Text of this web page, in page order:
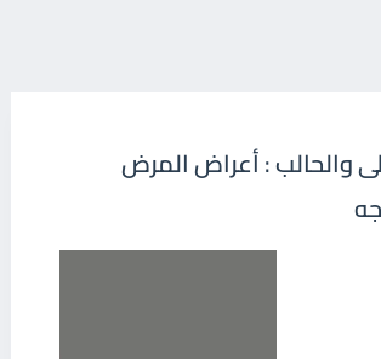
والحالب : أعراض المرض